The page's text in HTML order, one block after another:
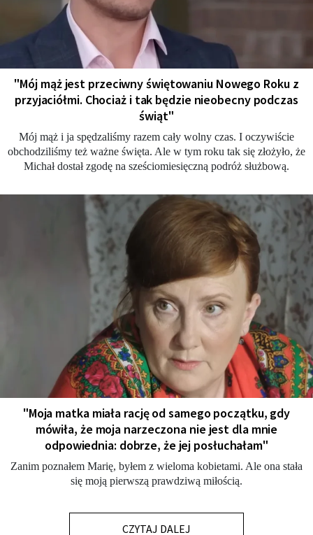
"Mój mąż jest przeciwny świętowaniu Nowego Roku z
przyjaciółmi. Chociaż i tak będzie nieobecny podczas
świąt"
Mój mąż i ja spędzaliśmy razem cały wolny czas. I oczywiście
obchodziliśmy też ważne święta. Ale w tym roku tak się złożyło, że
Michał dostał zgodę na sześciomiesięczną podróż służbową.
"Moja matka miała rację od samego początku, gdy
mówiła, że moja narzeczona nie jest dla mnie
odpowiednia: dobrze, że jej posłuchałam"
Zanim poznałem Marię, byłem z wieloma kobietami. Ale ona stała
się moją pierwszą prawdziwą miłością.
CZYTAJ DALEJ